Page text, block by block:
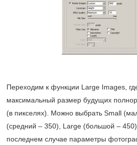
Переходим к функции Large Images,
максимальный размер будущих
(в пикселях). Можно выбрать Small
(средний – 350), Large (большой –
последнем случае параметры